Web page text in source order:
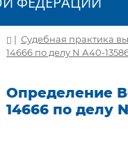
| Судебная практика
14666 по делу N А40-
Определение
14666 по делу